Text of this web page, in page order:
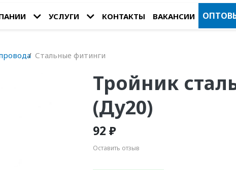
УСЛУГИ КОНТАКТЫ ВАКАНСИИ
Стальные фитинги
Тройник
(Ду20)
92 ₽
Оставить отзыв